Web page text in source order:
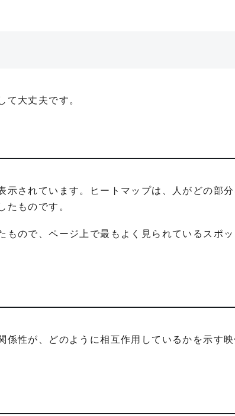
て大丈夫です。
示されています。ヒートマップは、人がどの部
ものです。
ので、ページ上で最もよく見られているスポ
係性が、どのように相互作用しているかを示す